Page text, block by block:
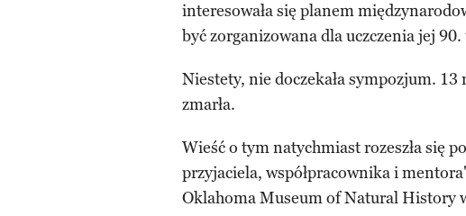
interesowała się planem
być zorganizowana dla uczczenia jej
Niestety, nie doczekała sympozjum.
zmarła.
Wieść o tym natychmiast rozeszła się
przyjaciela, współpracownika i
Oklahoma Museum of Natural History